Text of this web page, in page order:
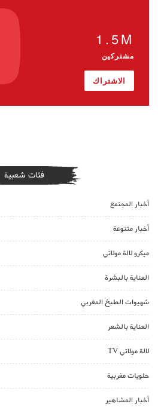
1.5M
مشتركين
الاشتراك
فئات شعبية
أخبار المجتمع
أخبار متنوعة
ميكرو لالة مولاتي
العناية بالبشرة
شهيوات الطبخ المغربي
العناية بالشعر
لالة مولاتي TV
حلويات مغربية
أخبار المشاهير